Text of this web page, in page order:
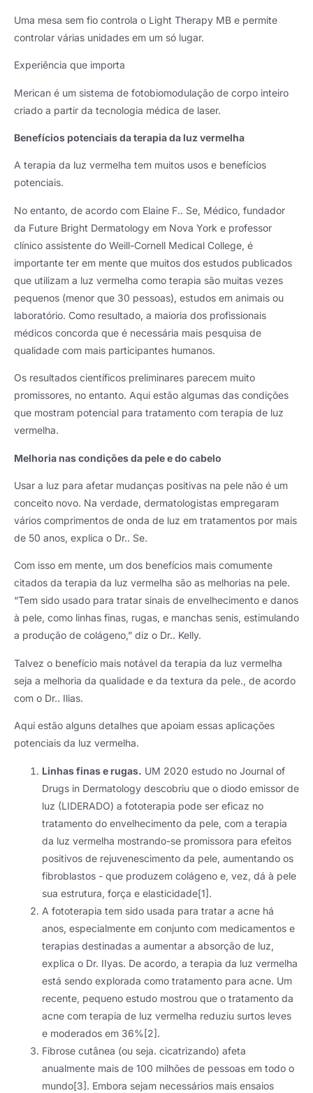
Uma mesa sem fio controla o Light Therapy MB e permite
controlar várias unidades em um só lugar.
Experiência que importa
Merican é um sistema de fotobiomodulação de corpo inteiro
criado a partir da tecnologia médica de laser.
Benefícios potenciais da terapia da luz vermelha
A terapia da luz vermelha tem muitos usos e benefícios
potenciais.
No entanto, de acordo com Elaine F.. Se, Médico, fundador
da Future Bright Dermatology em Nova York e professor
clínico assistente do Weill-Cornell Medical College, é
importante ter em mente que muitos dos estudos publicados
que utilizam a luz vermelha como terapia são muitas vezes
pequenos (menor que 30 pessoas), estudos em animais ou
laboratório. Como resultado, a maioria dos profissionais
médicos concorda que é necessária mais pesquisa de
qualidade com mais participantes humanos.
Os resultados científicos preliminares parecem muito
promissores, no entanto. Aqui estão algumas das condições
que mostram potencial para tratamento com terapia de luz
vermelha.
Melhoria nas condições da pele e do cabelo
Usar a luz para afetar mudanças positivas na pele não é um
conceito novo. Na verdade, dermatologistas empregaram
vários comprimentos de onda de luz em tratamentos por mais
de 50 anos, explica o Dr.. Se.
Com isso em mente, um dos benefícios mais comumente
citados da terapia da luz vermelha são as melhorias na pele.
“Tem sido usado para tratar sinais de envelhecimento e danos
à pele, como linhas finas, rugas, e manchas senis, estimulando
a produção de colágeno,” diz o Dr.. Kelly.
Talvez o benefício mais notável da terapia da luz vermelha
seja a melhoria da qualidade e da textura da pele., de acordo
com o Dr.. Ilias.
Aqui estão alguns detalhes que apoiam essas aplicações
potenciais da luz vermelha.
Linhas finas e rugas. UM 2020 estudo no Journal of
Drugs in Dermatology descobriu que o diodo emissor de
luz (LIDERADO) a fototerapia pode ser eficaz no
tratamento do envelhecimento da pele, com a terapia
da luz vermelha mostrando-se promissora para efeitos
positivos de rejuvenescimento da pele, aumentando os
fibroblastos - que produzem colágeno e, vez, dá à pele
sua estrutura, força e elasticidade[1].
A fototerapia tem sido usada para tratar a acne há
anos, especialmente em conjunto com medicamentos e
terapias destinadas a aumentar a absorção de luz,
explica o Dr. IIyas. De acordo, a terapia da luz vermelha
está sendo explorada como tratamento para acne. Um
recente, pequeno estudo mostrou que o tratamento da
acne com terapia de luz vermelha reduziu surtos leves
e moderados em 36%[2].
Fibrose cutânea (ou seja. cicatrizando) afeta
anualmente mais de 100 milhões de pessoas em todo o
mundo[3]. Embora sejam necessários mais ensaios